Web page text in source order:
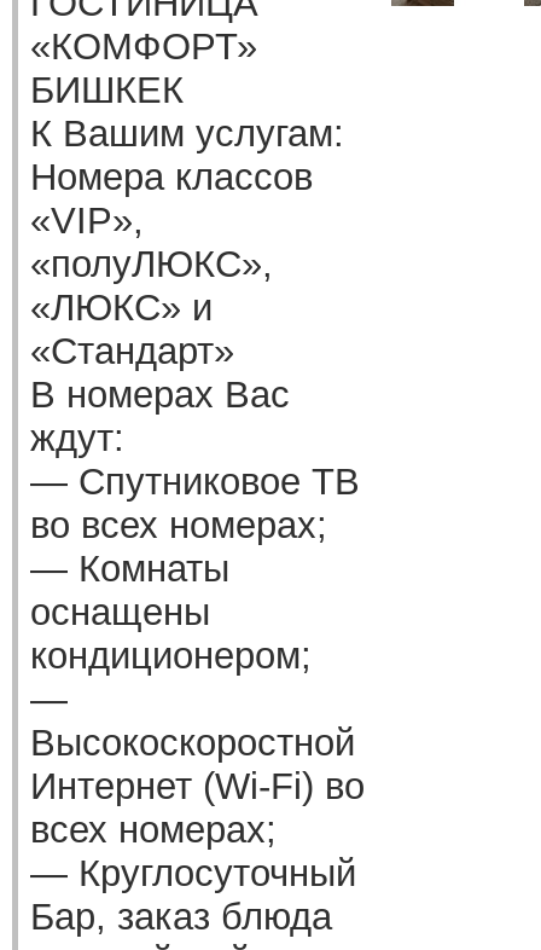
«КОМФОРТ»
БИШКЕК
К Вашим услугам:
Номера классов
«VIP»,
«полуЛЮКС»,
«ЛЮКС» и
«Стандарт»
В номерах Вас
ждут:
— Спутниковое ТВ
во всех номерах;
— Комнаты
оснащены
кондиционером;
—
Высокоскоростной
Интернет (Wi-Fi) во
всех номерах;
— Круглосуточный
Бар, заказ блюда